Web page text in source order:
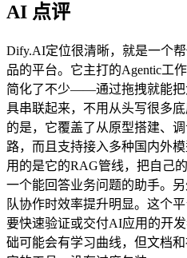
AI 点评
Dify.AI定位很清晰，就是一个
品的平台。它主打的Agentic工
简化了不少——通过拖拽就能把
具串联起来，不用从头写很多
的是，它覆盖了从原型搭建、
路，而且支持接入多种国内外
用的是它的RAG管线，把自己
一个能回答业务问题的助手。
队协作时效率提升明显。这个
要快速验证或交付AI应用的开
础可能会有学习曲线，但文档